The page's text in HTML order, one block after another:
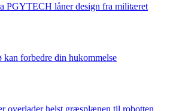
PGYTECH låner design fra militæret
forbedre din hukommelse
overlader helst græsplænen til robotten